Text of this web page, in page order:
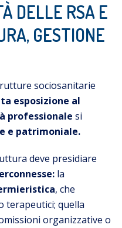
DELLE RSA E
GESTIONE
sociosanitarie
esposizione al
professionale si
e patrimoniale.
deve presidiare
la
, che
terapeutici; quella
organizzative o